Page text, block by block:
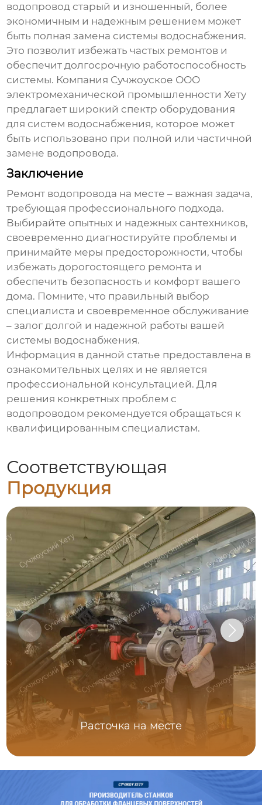
водопровод старый и изношенный, более
экономичным и надежным решением может
быть полная замена системы водоснабжения.
Это позволит избежать частых ремонтов и
обеспечит долгосрочную работоспособность
системы. Компания Сучжоуское ООО
электромеханической промышленности Хету
предлагает широкий спектр оборудования
для систем водоснабжения, которое может
быть использовано при полной или частичной
замене водопровода.
Заключение
Ремонт водопровода на месте – важная задача,
требующая профессионального подхода.
Выбирайте опытных и надежных сантехников,
своевременно диагностируйте проблемы и
принимайте меры предосторожности, чтобы
избежать дорогостоящего ремонта и
обеспечить безопасность и комфорт вашего
дома. Помните, что правильный выбор
специалиста и своевременное обслуживание
– залог долгой и надежной работы вашей
системы водоснабжения.
Информация в данной статье предоставлена в
ознакомительных целях и не является
профессиональной консультацией. Для
решения конкретных проблем с
водопроводом рекомендуется обращаться к
квалифицированным специалистам.
Соответствующая
Продукция
Расточка на месте